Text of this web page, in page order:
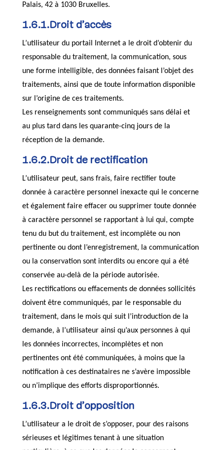
Palais, 42 à 1030 Bruxelles.
1.6.1.Droit d’accès
L’utilisateur du portail Internet a le droit d’obtenir du
responsable du traitement, la communication, sous
une forme intelligible, des données faisant l’objet des
traitements, ainsi que de toute information disponible
sur l’origine de ces traitements.
Les renseignements sont communiqués sans délai et
au plus tard dans les quarante-cinq jours de la
réception de la demande.
1.6.2.Droit de rectification
L’utilisateur peut, sans frais, faire rectifier toute
donnée à caractère personnel inexacte qui le concerne
et également faire effacer ou supprimer toute donnée
à caractère personnel se rapportant à lui qui, compte
tenu du but du traitement, est incomplète ou non
pertinente ou dont l’enregistrement, la communication
ou la conservation sont interdits ou encore qui a été
conservée au-delà de la période autorisée.
Les rectifications ou effacements de données sollicités
doivent être communiqués, par le responsable du
traitement, dans le mois qui suit l’introduction de la
demande, à l’utilisateur ainsi qu’aux personnes à qui
les données incorrectes, incomplètes et non
pertinentes ont été communiquées, à moins que la
notification à ces destinataires ne s’avère impossible
ou n’implique des efforts disproportionnés.
1.6.3.Droit d’opposition
L’utilisateur a le droit de s’opposer, pour des raisons
sérieuses et légitimes tenant à une situation